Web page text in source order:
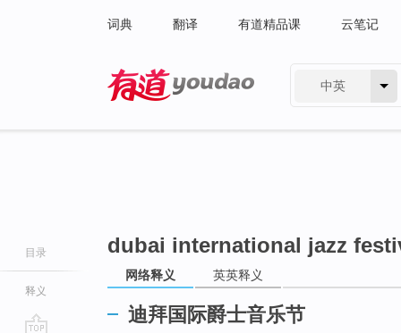
词典 翻译 有道精品课 云笔记
中英
目录
释义
dubai international jazz
网络释义 英英释义
迪拜国际爵士音乐节